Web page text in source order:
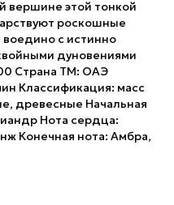
вершине этой тонкой
роскошные
с истинно
дуновениями
Страна ТМ: ОАЭ
Классификация: масс
древесные Начальная
Нота сердца:
Конечная нота: Амбра,